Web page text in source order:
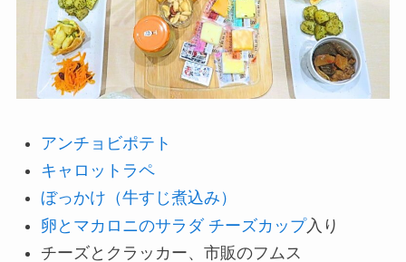
アンチョビポテト
キャロットラペ
ぼっかけ（牛すじ煮込み）
卵とマカロニのサラダ チーズカップ入り
チーズとクラッカー、市販のフムス